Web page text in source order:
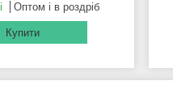
Оптом і в роздріб
Купити